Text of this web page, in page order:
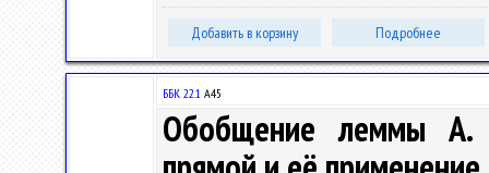
Добавить в корзину Подробнее
ББК 22.1 А45
Обобщение леммы А.